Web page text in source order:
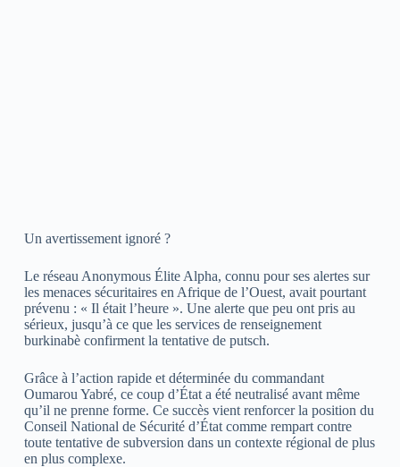
Un avertissement ignoré ?
Le réseau Anonymous Élite Alpha, connu pour ses alertes sur
les menaces sécuritaires en Afrique de l’Ouest, avait pourtant
prévenu : « Il était l’heure ». Une alerte que peu ont pris au
sérieux, jusqu’à ce que les services de renseignement
burkinabè confirment la tentative de putsch.
Grâce à l’action rapide et déterminée du commandant
Oumarou Yabré, ce coup d’État a été neutralisé avant même
qu’il ne prenne forme. Ce succès vient renforcer la position du
Conseil National de Sécurité d’État comme rempart contre
toute tentative de subversion dans un contexte régional de plus
en plus complexe.